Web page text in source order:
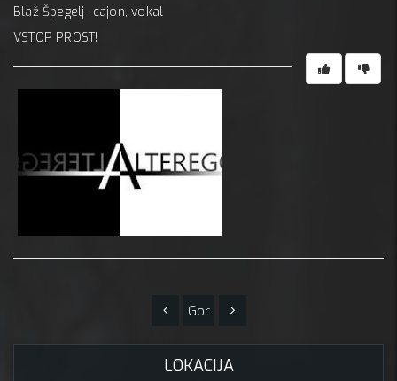
Blaž Špegelj- cajon, vokal
VSTOP PROST!
Gor
LOKACIJA